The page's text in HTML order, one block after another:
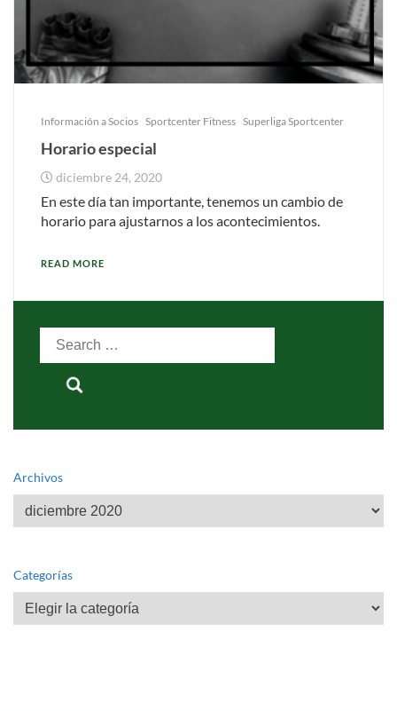
Información a Socios Sportcenter Fitness Superliga Sportcenter
Horario especial
diciembre 24, 2020
En este día tan importante, tenemos un cambio de
horario para ajustarnos a los acontecimientos.
READ MORE
Search
Archivos
Archivos
Categorías
Categorías